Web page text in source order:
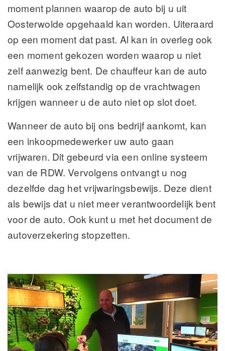
moment plannen waarop de auto bij u uit
Oosterwolde opgehaald kan worden. Uiteraard
op een moment dat past. Al kan in overleg ook
een moment gekozen worden waarop u niet
zelf aanwezig bent. De chauffeur kan de auto
namelijk ook zelfstandig op de vrachtwagen
krijgen wanneer u de auto niet op slot doet.
Wanneer de auto bij ons bedrijf aankomt, kan
een inkoopmedewerker uw auto gaan
vrijwaren. Dit gebeurd via een online systeem
van de RDW. Vervolgens ontvangt u nog
dezelfde dag het vrijwaringsbewijs. Deze dient
als bewijs dat u niet meer verantwoordelijk bent
voor de auto. Ook kunt u met het document de
autoverzekering stopzetten.